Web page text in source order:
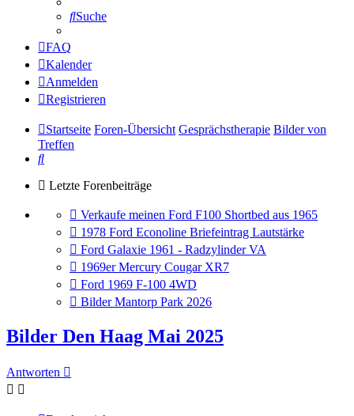
Suche
FAQ
Kalender
Anmelden
Registrieren
Startseite Foren-Übersicht Gesprächstherapie Bilder von
Treffen
Suche
Letzte Forenbeiträge
Gehe
zum
letzten
Beitrag
Verkaufe meinen Ford F100 Shortbed aus 1965
Gehe
zum
letzten
Beitrag
1978 Ford Econoline Briefeintrag Lautstärke
Gehe
zum
letzten
Beitrag
Ford Galaxie 1961 - Radzylinder VA
Gehe
zum
letzten
Beitrag
1969er Mercury Cougar XR7
Gehe
zum
letzten
Ford 1969 F-100 4WD
Gehe
letzten
Beitrag
Bilder Mantorp Park 2026
Bilder Den Haag Mai 2025
Antworten